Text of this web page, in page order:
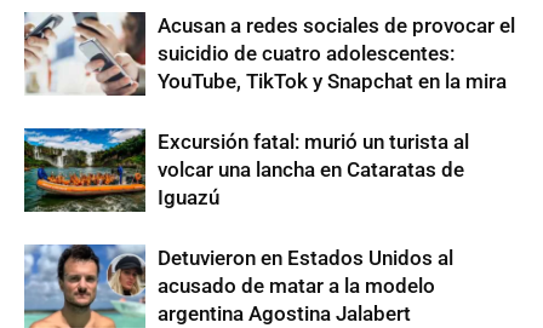
Acusan a redes sociales de provocar el
suicidio de cuatro adolescentes:
YouTube, TikTok y Snapchat en la mira
Excursión fatal: murió un turista al
volcar una lancha en Cataratas de
Iguazú
Detuvieron en Estados Unidos al
acusado de matar a la modelo
argentina Agostina Jalabert